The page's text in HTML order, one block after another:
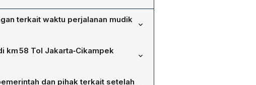
terkait waktu perjalanan mudik
meminta waktu perjalanan mudik dipecah
bersamaan. Tujuannya agar lalu lintas
dapat ditekan, mengingat pola pemudik
km 58 Tol Jakarta‑Cikampek
yang berada di jalur contraflow
dan pihak terkait setelah